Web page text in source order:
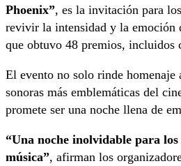
Phoenix”, es la invitación para
revivir la intensidad y la emoción
que obtuvo 48 premios, incluidos
El evento no solo rinde homenaje
sonoras más emblemáticas del
promete ser una noche llena de
“Una noche inolvidable para
música”, afirman los